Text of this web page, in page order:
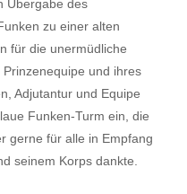
Übergabe des
zu einer alten
für die unermüdliche
und ihres
Adjutantur und Equipe
Funken-Turm ein, die
gerne für alle in Empfang
seinem Korps dankte.